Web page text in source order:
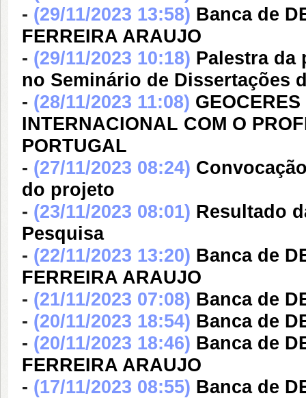
- (29/11/2023 13:58) Banca de
FERREIRA ARAUJO
- (29/11/2023 10:18) Palestra da
no Seminário de Dissertações
- (28/11/2023 11:08)
INTERNACIONAL COM O
PORTUGAL
- (27/11/2023 08:24)
do projeto
- (23/11/2023 08:01) Resultado
Pesquisa
- (22/11/2023 13:20) Banca de
FERREIRA ARAUJO
- (21/11/2023 07:08) Banca de
- (20/11/2023 18:54) Banca de
- (20/11/2023 18:46) Banca de
FERREIRA ARAUJO
- (17/11/2023 08:55) Banca de